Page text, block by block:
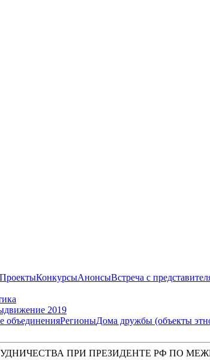
ПроектыКонкурсыАнонсыВстреча с
2019
объединенияРегионыДома дружбы (объекты
ПРИ ПРЕЗИДЕНТЕ РФ ПО